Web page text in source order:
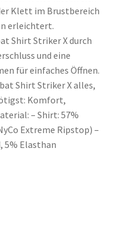
Klett im Brustbereich
erleichtert.
Shirt Striker X durch
und eine
für einfaches Öffnen.
Shirt Striker X alles,
Komfort,
– Shirt: 57%
Extreme Ripstop) –
5% Elasthan